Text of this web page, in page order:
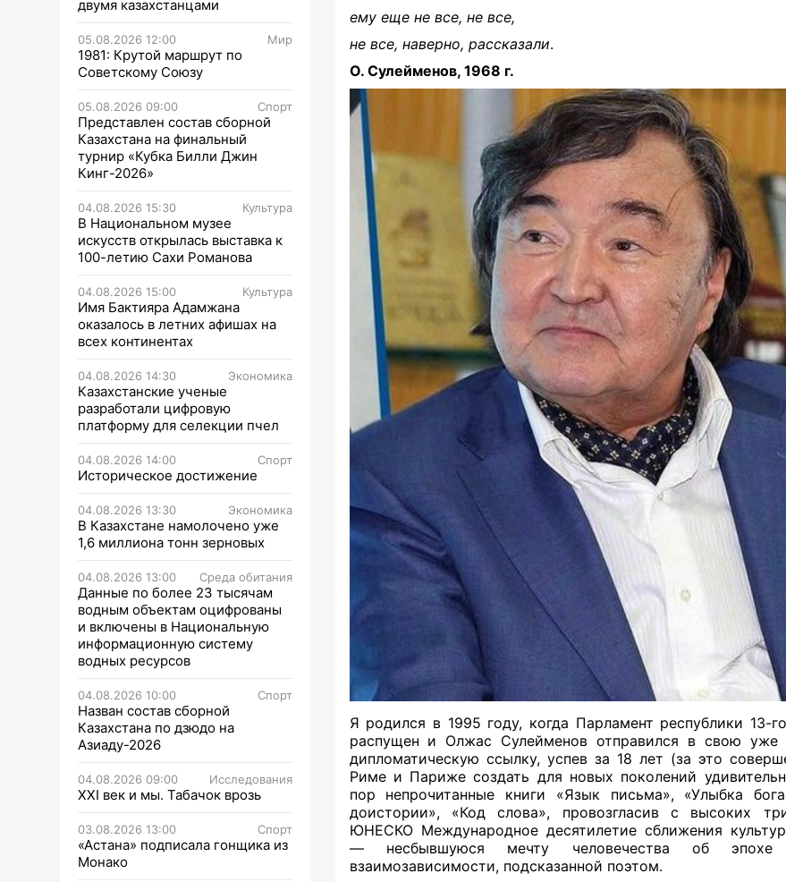
двумя казахстанцами
05.08.2026 12:00 Мир
1981: Крутой маршрут по
Советскому Союзу
05.08.2026 09:00 Спорт
Представлен состав сборной
Казахстана на финальный
турнир «Кубка Билли Джин
Кинг-2026»
04.08.2026 15:30 Культура
В Национальном музее
искусств открылась выставка к
100-летию Сахи Романова
04.08.2026 15:00 Культура
Имя Бактияра Адамжана
оказалось в летних афишах на
всех континентах
04.08.2026 14:30 Экономика
Казахстанские ученые
разработали цифровую
платформу для селекции пчел
04.08.2026 14:00 Спорт
Историческое достижение
04.08.2026 13:30 Экономика
В Казахстане намолочено уже
1,6 миллиона тонн зерновых
04.08.2026 13:00 Среда обитания
Данные по более 23 тысячам
водным объектам оцифрованы
и включены в Национальную
информационную систему
водных ресурсов
04.08.2026 10:00 Спорт
Назван состав сборной
Казахстана по дзюдо на
Азиаду-2026
04.08.2026 09:00 Исследования
XXI век и мы. Табачок врозь
03.08.2026 13:00 Спорт
«Астана» подписала гонщика из
Монако
ему еще не все, не все,
не все, наверно, рассказали.
О. Сулейменов, 1968 г.
Я родился в 1995 году, когда Парламент республики 13-
распущен и Олжас Сулейменов отправился в свою уже
дипломатическую ссылку, успев за 18 лет (за это
Риме и Париже создать для новых поколений
пор непрочитанные книги «Язык письма», «Улыбка
доистории», «Код слова», провозгласив с высоких
ЮНЕСКО Международное десятилетие сближения
— несбывшуюся мечту человечества об эпохе
взаимозависимости, подсказанной поэтом.